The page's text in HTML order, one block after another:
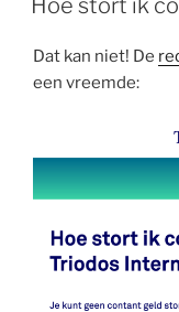
Dat kan niet! De
een vreemde: